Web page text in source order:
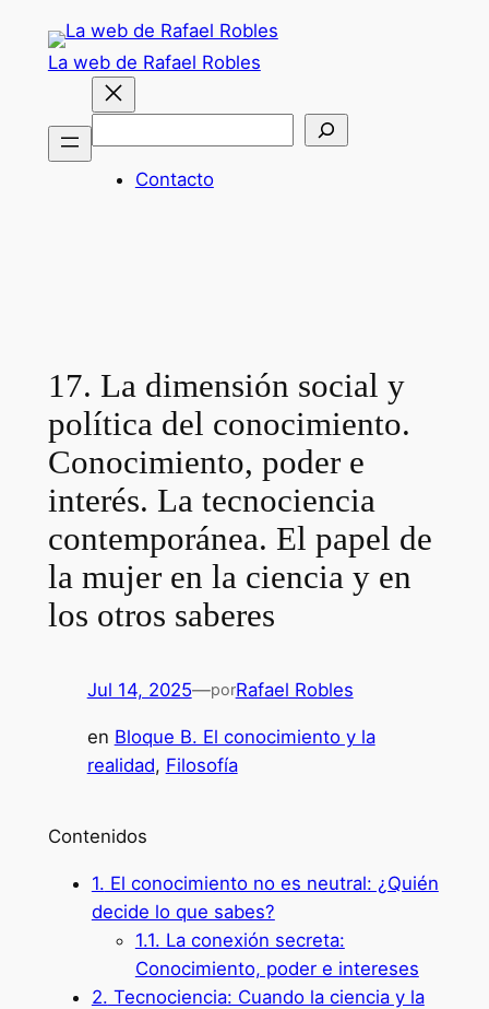
contenido
La web de Rafael Robles
Buscar
Contacto
17. La dimensión social y
política del conocimiento.
Conocimiento, poder e
interés. La tecnociencia
contemporánea. El papel de
la mujer en la ciencia y en
los otros saberes
Jul 14, 2025—porRafael Robles
en Bloque B. El conocimiento y la
realidad, Filosofía
Contenidos
1. El conocimiento no es neutral: ¿Quién
decide lo que sabes?
1.1. La conexión secreta:
Conocimiento, poder e intereses
2. Tecnociencia: Cuando la ciencia y la